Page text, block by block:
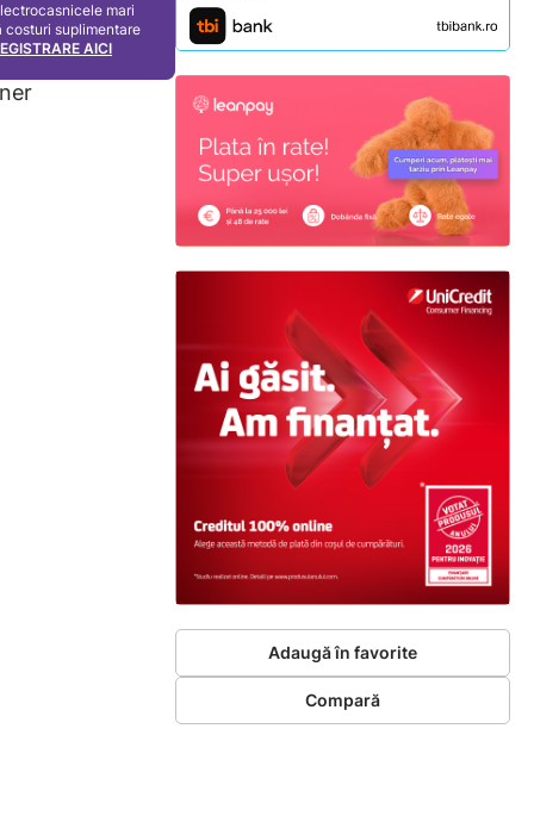
mari
costuri suplimentare
AICI
Adaugă în favorite
Compară